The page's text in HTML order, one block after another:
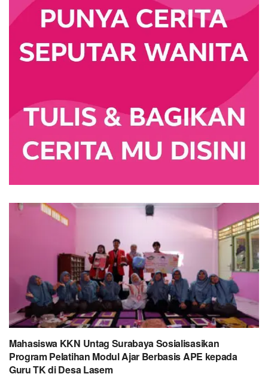
Mahasiswa KKN Untag Surabaya Sosialisasikan
Program Pelatihan Modul Ajar Berbasis APE kepada
Guru TK di Desa Lasem